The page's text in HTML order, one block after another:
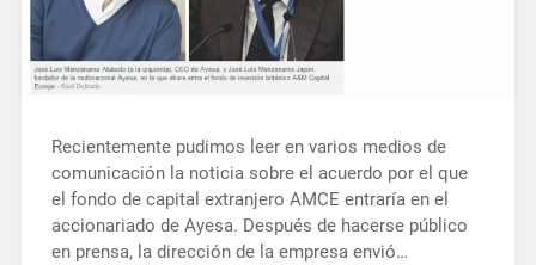
Recientemente pudimos leer en varios medios de
comunicación la noticia sobre el acuerdo por el que
el fondo de capital extranjero AMCE entraría en el
accionariado de Ayesa. Después de hacerse público
en prensa, la dirección de la empresa envió…